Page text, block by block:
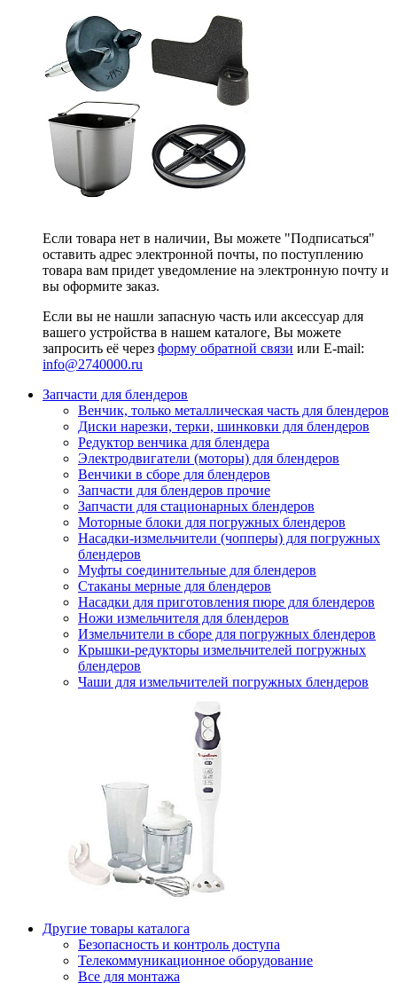
Если товара нет в наличии, Вы можете "Подписаться"
оставить адрес электронной почты, по поступлению
товара вам придет уведомление на электронную почту и
вы оформите заказ.
Если вы не нашли запасную часть или аксессуар для
вашего устройства в нашем каталоге, Вы можете
запросить её через форму обратной связи или E-mail:
info@2740000.ru
Запчасти для блендеров
Венчик, только металлическая часть для блендеров
Диски нарезки, терки, шинковки для блендеров
Редуктор венчика для блендера
Электродвигатели (моторы) для блендеров
Венчики в сборе для блендеров
Запчасти для блендеров прочие
Запчасти для стационарных блендеров
Моторные блоки для погружных блендеров
Насадки-измельчители (чопперы) для погружных
блендеров
Муфты соединительные для блендеров
Стаканы мерные для блендеров
Насадки для приготовления пюре для блендеров
Ножи измельчителя для блендеров
Измельчители в сборе для погружных блендеров
Крышки-редукторы измельчителей погружных
блендеров
Чаши для измельчителей погружных блендеров
Другие товары каталога
Безопасность и контроль доступа
Телекоммуникационное оборудование
Все для монтажа